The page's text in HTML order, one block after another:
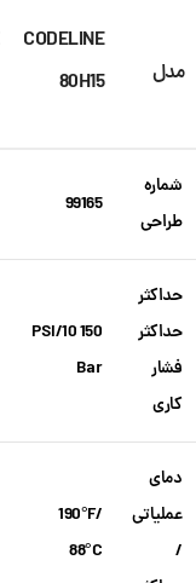
مدل
CODELINE
80H15
شماره
طراحی
99165
حداکثر
حداکثر
فشار
کاری
150 PSI/10
Bar
دمای
عملیاتی
/
190°F/
88°C